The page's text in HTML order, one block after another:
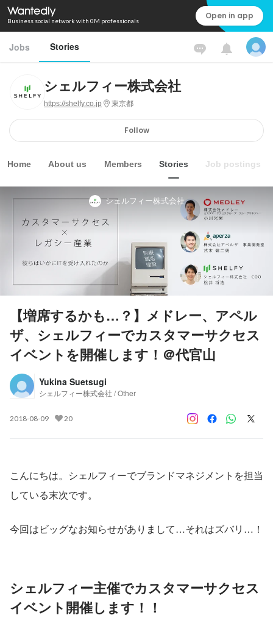
Business social network with 0M professionals Open in app
Jobs Stories
シェルフィー株式会社
https://shelfy.co.jp 東京都
Follow
Home About us Members Stories Job postings
シェルフィー株式会社
【増席するかも…？】メドレー、アペル
ザ、シェルフィーでカスタマーサクセス
イベントを開催します！＠代官山
Yukina Suetsugi
シェルフィー株式会社 / Other
2018-08-09 20
こんにちは。シェルフィーでブランドマネジメントを担当
している末次です。
今回はビッグなお知らせがありまして…それはズバリ…！
シェルフィー主催でカスタマーサクセス
イベント開催します！！